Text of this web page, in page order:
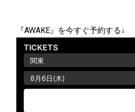
『AWAKE』を今すぐ予約する↓